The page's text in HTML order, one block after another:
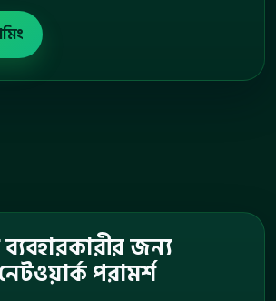
ব্যবহারকারীর জন্য
পরামর্শ